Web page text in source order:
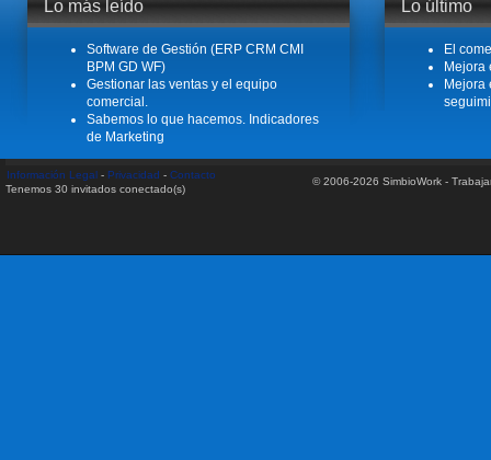
Lo más leído
Software de Gestión (ERP CRM CMI
BPM GD WF)
Gestionar las ventas y el equipo
comercial.
Sabemos lo que hacemos. Indicadores
de Marketing
Lo último
El
Mejora
Mejora
Información Legal - Privacidad - Contacto
Tenemos 30 invitados conectado(s)
© 2006-2026 SimbioWork -